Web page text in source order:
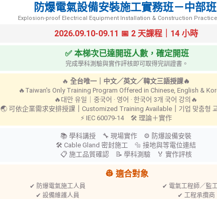
427 安全
防爆電氣設備安裝施工實務班－中部班
Explosion-proof Electrical Equipment Installation & Construction
2026.09.10-09.11 📅 2 天課程｜14 小時
✅ 本梯次已達開班人數，確定開班
完成學科測驗與實作評核即可取得完訓證書。
🔥 全台唯一｜中文／英文／韓文三語授課🔥
🔥Taiwan's Only Training Program Offered in Chinese, English &
🔥대만 유일｜중국어 · 영어 · 한국어 3개 국어 강의🔥
🌏 可依企業需求安排授課｜ Customized Training Available｜ 기업 맞춤형
⚡ IEC 60079-14 🛠 理論＋實作
📚 學科講授 🔧 現場實作 ⚙ 防爆設備安裝
🛠 Cable Gland 密封施工 🔩 接地與等電位連結
📋 施工品質確認 📝 學科測驗 🏅 實作評核
👷 適合對象
✔ 防爆電氣施工人員
✔ 電氣工程師／監
✔ 設備維護人員
✔ 工程承攬商